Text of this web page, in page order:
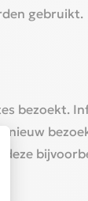
gebruikt.‎
bezoekt.